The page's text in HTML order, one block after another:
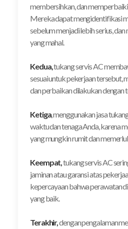
membersihkan, dan
Mereka dapat mengidentifikasi
sebelum menjadi lebih serius,
yang mahal.
Kedua,tukang servis AC
sesuai untuk pekerjaan tersebut,
dan perbaikan dilakukan dengan
Ketiga, menggunakan jasa
waktu dan tenaga Anda, karena
yang mungkin rumit dan
Keempat,tukang servis AC
jaminan atau garansi atas
kepercayaan bahwa perawatan
yang baik.
Terakhir,dengan pengalaman